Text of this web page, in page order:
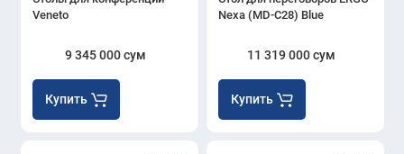
Veneto
9 345 000 сум
Купить
Nexa (MD-C28) Blue
11 319 000 сум
Купить